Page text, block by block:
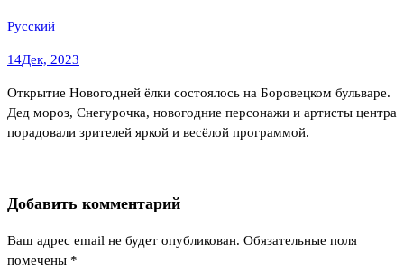
Русский
14Дек, 2023
Открытие Новогодней ёлки состоялось на Боровецком бульваре.
Дед мороз, Снегурочка, новогодние персонажи и артисты центра
порадовали зрителей яркой и весёлой программой.
Добавить комментарий
Ваш адрес email не будет опубликован. Обязательные поля
помечены *